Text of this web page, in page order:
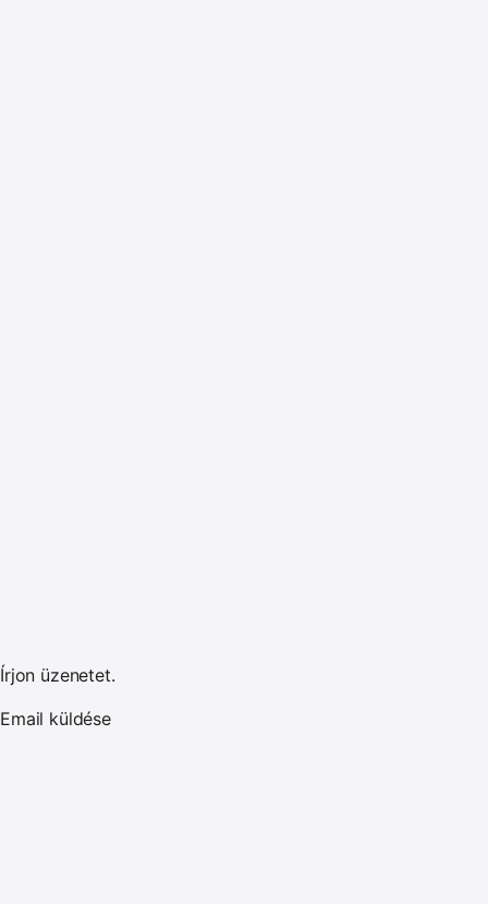
Írjon üzenetet.
Email küldése